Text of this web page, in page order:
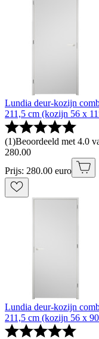
Lundia deur-kozijn
211,5 cm (kozijn 56 x
(1)Beoordeeld met 4.0
280.00
Prijs: 280.00 euro
Lundia deur-kozijn
211,5 cm (kozijn 56 x